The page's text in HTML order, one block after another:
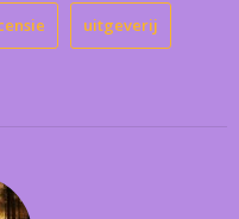
uitgeverij